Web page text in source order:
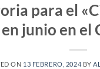
para el
junio en el
ON 13 FEBRERO, 2024 BY